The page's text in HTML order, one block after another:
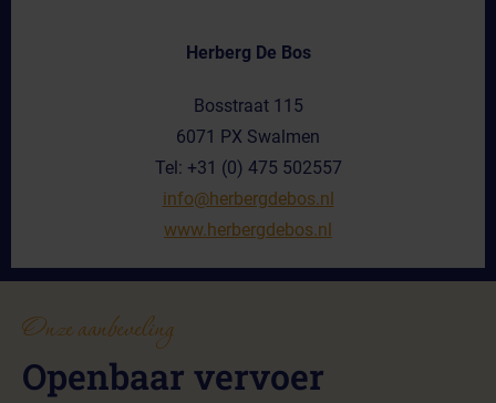
Herberg De Bos
Bosstraat 115
6071 PX Swalmen
Tel: +31 (0) 475 502557
info@herbergdebos.nl
www.herbergdebos.nl
Onze aanbeveling
Openbaar vervoer